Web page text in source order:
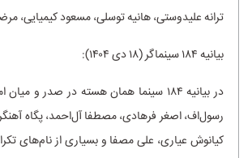
ترانه علیدوستی، هانیه توسلی، مسعود کیمیایی،
بیانیه ۱۸۴ سینماگر (۱۸ دی ۱۴۰۴):
در بیانیه ۱۸۴ سینما همان هسته در صدر
رسول‌اف، اصغر فرهادی، مصطفا آل‌احمد، پگاه
کیانوش عیاری، علی مصفا و بسیاری از نام‌های